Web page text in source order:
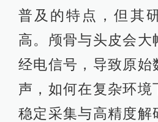
普及的特点，但其
高。颅骨与头皮会大
经电信号，导致原始
声，如何在复杂环境
稳定采集与高精度解